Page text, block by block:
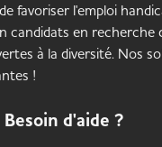
favoriser l'emploi
candidats en recherche
à la diversité. Nos
!
Besoin d'aide ?